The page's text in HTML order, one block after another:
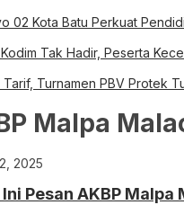
02 Kota Batu Perkuat
Tak Hadir, Peserta
Turnamen PBV Protek
Malpa
2025
Pesan AKBP Malpa